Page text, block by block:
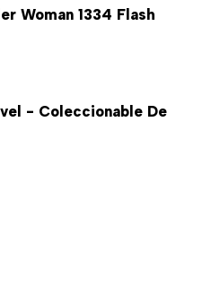
Woman 1334 Flash
- Coleccionable De